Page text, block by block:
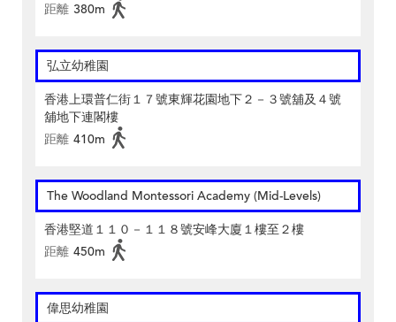
距離 380m
弘立幼稚園
香港上環普仁街１７號東輝花園地下２－３號舖及４號
舖地下連閣樓
距離 410m
The Woodland Montessori Academy (Mid-Levels)
香港堅道１１０－１１８號安峰大廈１樓至２樓
距離 450m
偉思幼稚園